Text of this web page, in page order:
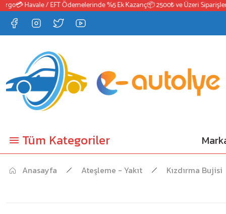
💳 Havale / EFT Ödemelerinde %5 Ek Kazanç📦 2500₺ ve Üzeri
Tüm Kategoriler
Anasayfa Ateşleme - Yakıt Kızdırma Bujisi